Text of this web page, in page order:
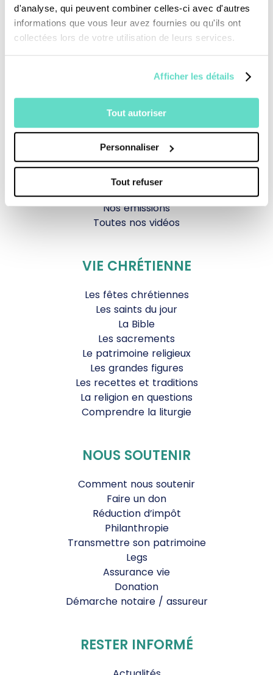
d'analyse, qui peuvent combiner celles-ci avec d'autres
informations que vous leur avez fournies ou qu'ils ont
collectées lors de votre utilisation de leurs services.
Afficher les détails
Tout autoriser
Personnaliser
Tout refuser
Revoir la messe du 02 août 2026
Documentaires
Parole Inattendue
Tous Frères
Générations Laudato Si’
Agenda Culturel
JDS.tv
Nos émissions
Toutes nos vidéos
VIE CHRÉTIENNE
Les fêtes chrétiennes
Les saints du jour
La Bible
Les sacrements
Le patrimoine religieux
Les grandes figures
Les recettes et traditions
La religion en questions
Comprendre la liturgie
NOUS SOUTENIR
Comment nous soutenir
Faire un don
Réduction d’impôt
Philanthropie
Transmettre son patrimoine
Legs
Assurance vie
Donation
Démarche notaire / assureur
RESTER INFORMÉ